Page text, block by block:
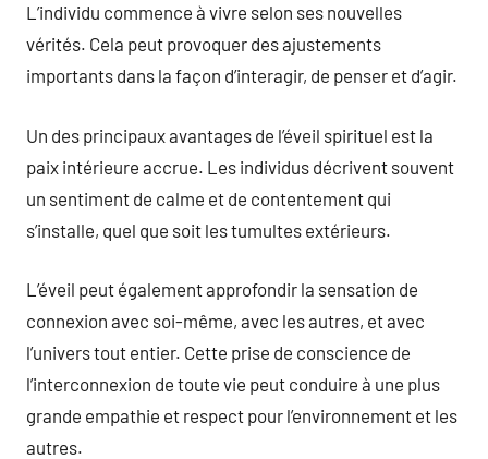
L’individu commence à vivre selon ses nouvelles
vérités. Cela peut provoquer des ajustements
importants dans la façon d’interagir, de penser et d’agir.
Un des principaux avantages de l’éveil spirituel est la
paix intérieure accrue. Les individus décrivent souvent
un sentiment de calme et de contentement qui
s’installe, quel que soit les tumultes extérieurs.
L’éveil peut également approfondir la sensation de
connexion avec soi-même, avec les autres, et avec
l’univers tout entier. Cette prise de conscience de
l’interconnexion de toute vie peut conduire à une plus
grande empathie et respect pour l’environnement et les
autres.